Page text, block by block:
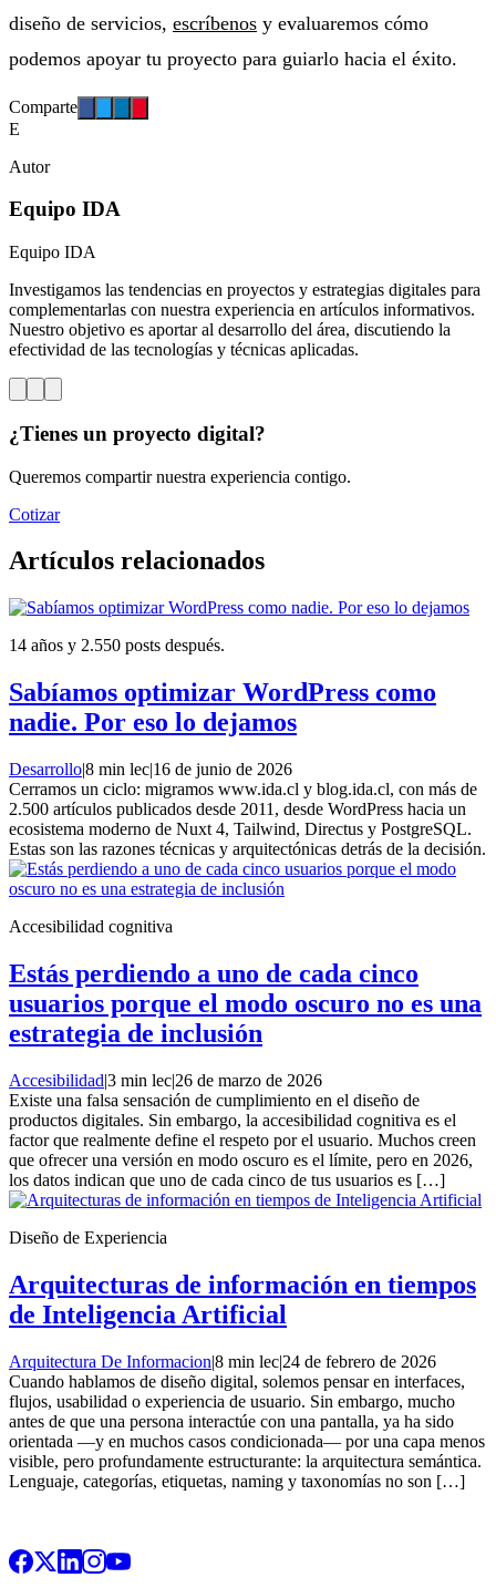
diseño de servicios, escríbenos y evaluaremos cómo
podemos apoyar tu proyecto para guiarlo hacia el éxito.
Comparte
E
Autor
Equipo IDA
Equipo IDA
Investigamos las tendencias en proyectos y estrategias digitales para
complementarlas con nuestra experiencia en artículos informativos.
Nuestro objetivo es aportar al desarrollo del área, discutiendo la
efectividad de las tecnologías y técnicas aplicadas.
¿Tienes un proyecto digital?
Queremos compartir nuestra experiencia contigo.
Cotizar
Artículos relacionados
14 años y 2.550 posts después.
Sabíamos optimizar WordPress como
nadie. Por eso lo dejamos
Desarrollo|8 min lec|16 de junio de 2026
Cerramos un ciclo: migramos www.ida.cl y blog.ida.cl, con más de
2.500 artículos publicados desde 2011, desde WordPress hacia un
ecosistema moderno de Nuxt 4, Tailwind, Directus y PostgreSQL.
Estas son las razones técnicas y arquitectónicas detrás de la decisión.
Accesibilidad cognitiva
Estás perdiendo a uno de cada cinco
usuarios porque el modo oscuro no es una
estrategia de inclusión
Accesibilidad|3 min lec|26 de marzo de 2026
Existe una falsa sensación de cumplimiento en el diseño de
productos digitales. Sin embargo, la accesibilidad cognitiva es el
factor que realmente define el respeto por el usuario. Muchos creen
que ofrecer una versión en modo oscuro es el límite, pero en 2026,
los datos indican que uno de cada cinco de tus usuarios es […]
Diseño de Experiencia
Arquitecturas de información en tiempos
de Inteligencia Artificial
Arquitectura De Informacion|8 min lec|24 de febrero de 2026
Cuando hablamos de diseño digital, solemos pensar en interfaces,
flujos, usabilidad o experiencia de usuario. Sin embargo, mucho
antes de que una persona interactúe con una pantalla, ya ha sido
orientada —y en muchos casos condicionada— por una capa menos
visible, pero profundamente estructurante: la arquitectura semántica.
Lenguaje, categorías, etiquetas, naming y taxonomías no son […]